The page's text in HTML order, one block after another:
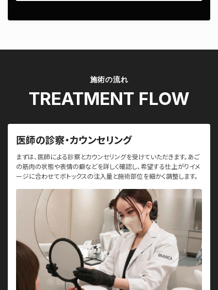
施術の流れ
TREATMENT FLOW
医師の診察・カウンセリング
まずは、医師による診察とカウンセリングを受けていただきます。あご
の筋肉の状態や表情の癖などを詳しく確認し、希望する仕上がりイメ
ージに合わせてボトックスの注入量と施術部位を細かく調整します。